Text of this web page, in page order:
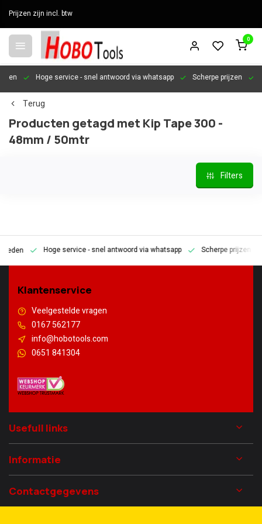
Prijzen zijn incl. btw
0
Hoge service- snel antwoord via whatsapp Scherpe prijzen
Terug
Producten getagd met Kip Tape 300 -
48mm / 50mtr
Filters
Hoge service- snel antwoord via whatsapp Scherpe prijzen
Klantenservice
Veelgestelde vragen
0167 562177
info@hobotools.com
0651 841304
Usefull links
Informatie
Contactgegevens